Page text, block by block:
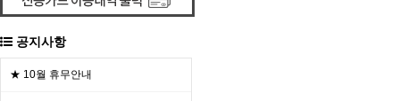
공지사항
★ 10월 휴무안내